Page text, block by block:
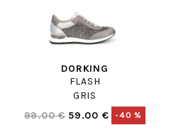
DORKING
FLASH
GRIS
99.00 € 59.00 € -40 %